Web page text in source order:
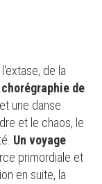
de la
chorégraphie de
une danse
et le chaos, le
Un voyage
primordiale et
en suite, la